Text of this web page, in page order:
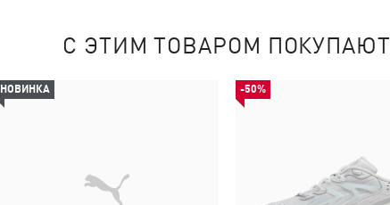
С ЭТИМ ТОВАРОМ ПОКУПАЮТ
НОВИНКА -50%